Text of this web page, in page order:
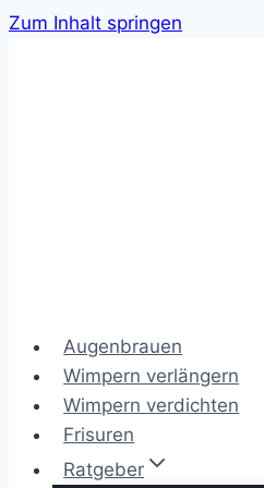
Zum Inhalt springen
Augenbrauen
Wimpern verlängern
Wimpern verdichten
Frisuren
Ratgeber